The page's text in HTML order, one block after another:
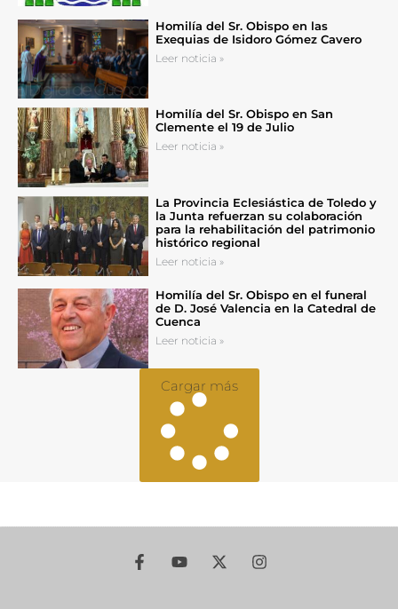
Homilía del Sr. Obispo en las
Exequias de Isidoro Gómez Cavero
Leer noticia »
Homilía del Sr. Obispo en San
Clemente el 19 de Julio
Leer noticia »
La Provincia Eclesiástica de Toledo y
la Junta refuerzan su colaboración
para la rehabilitación del patrimonio
histórico regional
Leer noticia »
Homilía del Sr. Obispo en el funeral
de D. José Valencia en la Catedral de
Cuenca
Leer noticia »
Cargar más